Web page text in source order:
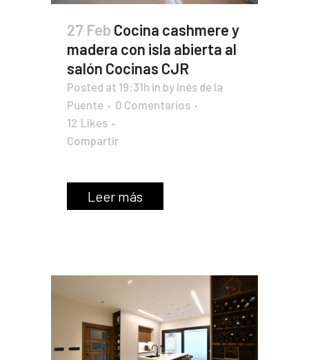
27 Feb Cocina cashmere y
madera con isla abierta al
salón Cocinas CJR
Posted at 19:31h in by Inés de la
Puente
0 Comentarios
12 Likes
Compartir
Leer más